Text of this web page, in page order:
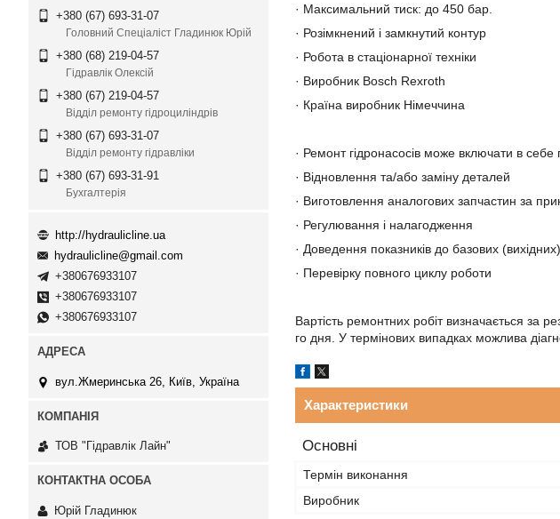
· Максимальний тиск: до 450 бар.
· Розімкнений і замкнутий контур
· Робота в стаціонарної техніки
· Виробник Bosch Rexroth
· Країна виробник Німеччина
· Ремонт гідронасосів може включати в
· Відновлення та/або заміну деталей
· Виготовлення аналогових запчастин за
· Регулювання і налагодження
· Доведення показників до базових (вихідних)
· Перевірку повного циклу роботи
Вартість ремонтних робіт визначається за
го дня. У термінових випадках можлива
Характеристики
Основні
Термін виконання
Виробник
+380 (67) 693-31-07
Головний Спеціаліст Гладинюк Юрій
+380 (68) 219-04-57
Гідравлік Олексій
+380 (67) 219-04-57
Відділ ремонту гідроциліндрів
+380 (67) 693-31-07
Відділ ремонту гідравліки
+380 (67) 693-31-91
Бухгалтерія
http://hydraulicline.ua
hydraulicline@gmail.com
+380676933107
+380676933107
+380676933107
вул.Жмеринська 26, Київ, Україна
ТОВ "Гідравлік Лайн"
Юрій Гладинюк